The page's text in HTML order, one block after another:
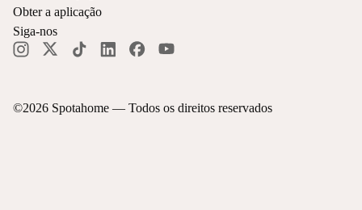
©2026 Spotahome — Todos os direitos reservados
Obter a aplicação
Siga-nos